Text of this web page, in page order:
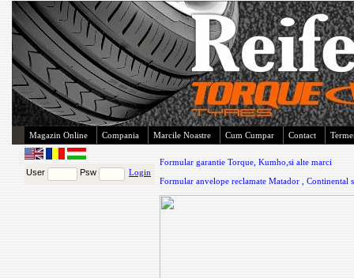
Magazin Online Compania Marcile Noastre Cum Cumpar Contact
User Psw Login
Formular garantie Torque, Kumho,si alte marci
Formular anvelope reclamate Matador , Continental